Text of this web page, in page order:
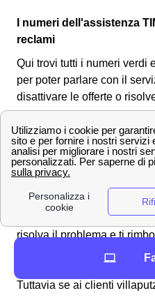
I numeri dell'assistenza
reclami
Qui trovi tutti i numeri verdi
per poter parlare con il
disattivare le offerte o
Reclami e rimborsi da
Inviare unreclamo TIMa
complicata, tuttavia è
correre alcun rischio di
è
risolva il problema e ti
effettuare il tuo reclamo è
Tuttavia se ai clienti